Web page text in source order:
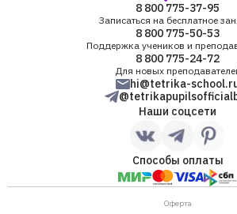
8 800 775-37-95
Записаться на бесплатное
8 800 775-50-53
Поддержка учеников и
8 800 775-24-72
Для новых
hi@tetrika-
Наши соцсети
Способы оплаты
Оферта